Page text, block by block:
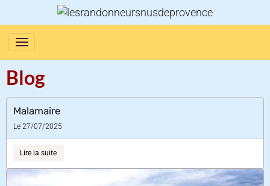
Blog
Malamaire
Le 27/07/2025
Lire la suite